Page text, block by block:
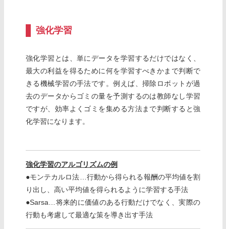
強化学習
強化学習とは、単にデータを学習するだけではなく、
最大の利益を得るために何を学習すべきかまで判断で
きる機械学習の手法です。例えば、掃除ロボットが過
去のデータからゴミの量を予測するのは教師なし学習
ですが、効率よくゴミを集める方法まで判断すると強
化学習になります。
強化学習のアルゴリズムの例
●モンテカルロ法…行動から得られる報酬の平均値を割
り出し、高い平均値を得られるように学習する手法
●Sarsa…将来的に価値のある行動だけでなく、実際の
行動も考慮して最適な策を導き出す手法